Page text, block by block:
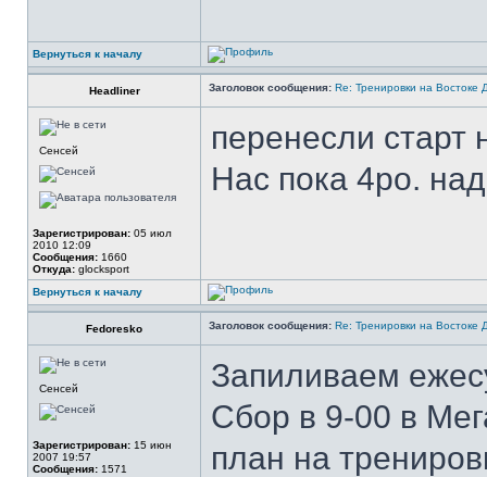
Вернуться к началу
Headliner Заголовок сообщения: Re: Тренировки на
Сенсей
Зарегистрирован: 05 июл
2010 12:09
Сообщения: 1660
Откуда: glocksport
перенесли
Нас пока 4ро.
Вернуться к началу
Fedoresko Заголовок сообщения: Re: Тренировки на
Сенсей
Зарегистрирован: 15 июн
2007 19:57
Сообщения: 1571
Запиливаем
Сбор в 9-00 в
план на